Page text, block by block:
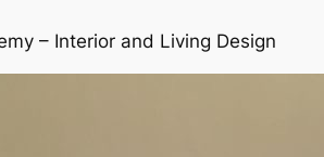
– Interior and Living Design